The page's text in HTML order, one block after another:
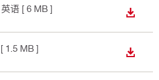
, 英语 [ 6 MB ]
下載
[ 1.5 MB ]
下載